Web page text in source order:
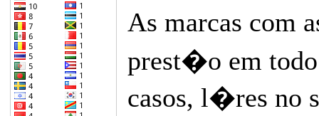
As marcas com
prest�o em
casos, l�res no